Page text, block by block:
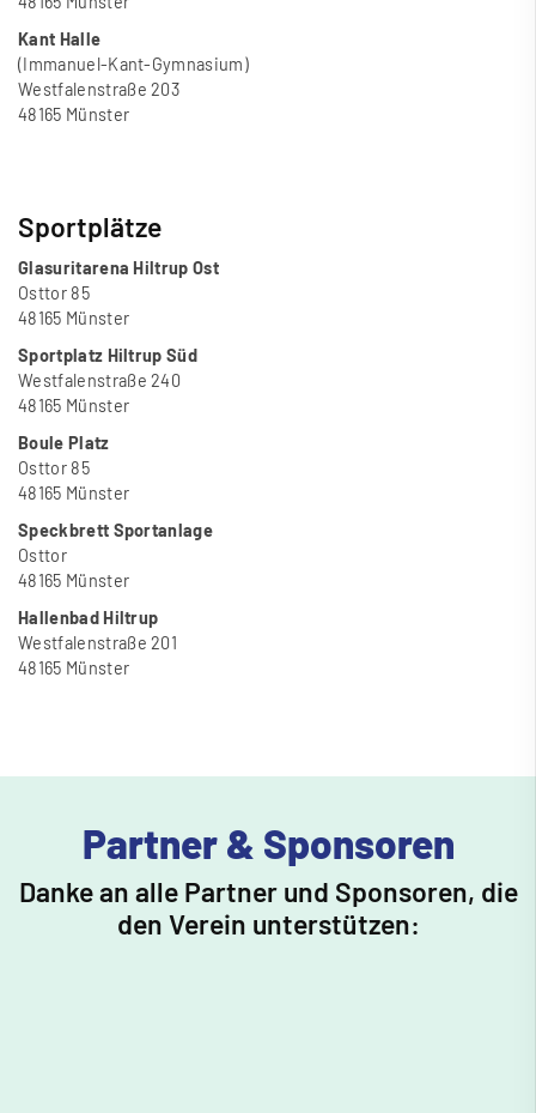
Kant Halle
(Immanuel-Kant-Gymnasium)
Westfalenstraße 203
48165 Münster
Sportplätze
Glasuritarena Hiltrup Ost
Osttor 85
48165 Münster
Sportplatz Hiltrup Süd
Westfalenstraße 240
48165 Münster
Boule Platz
Osttor 85
48165 Münster
Speckbrett Sportanlage
Osttor
48165 Münster
Hallenbad Hiltrup
Westfalenstraße 201
48165 Münster
Partner & Sponsoren
Danke an alle Partner und Sponsoren, die
den Verein unterstützen: